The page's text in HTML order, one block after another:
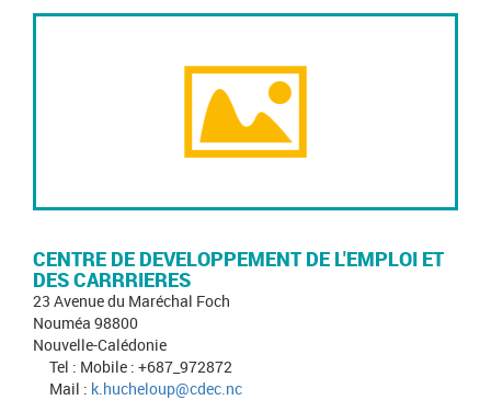
CENTRE DE DEVELOPPEMENT DE L'EMPLOI ET
DES CARRRIERES
23 Avenue du Maréchal Foch
Nouméa 98800
Nouvelle-Calédonie
Tel : Mobile : +687_972872
Mail : k.hucheloup@cdec.nc